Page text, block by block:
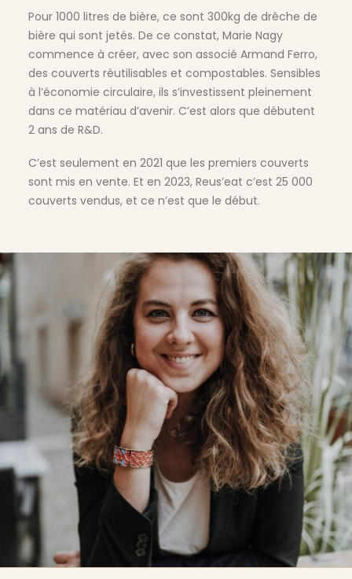
Pour 1000 litres de bière, ce sont 300kg de drêche de
bière qui sont jetés. De ce constat, Marie Nagy
commence à créer, avec son associé Armand Ferro,
des couverts réutilisables et compostables. Sensibles
à l’économie circulaire, ils s’investissent pleinement
dans ce matériau d’avenir. C’est alors que débutent
2 ans de R&D.
C’est seulement en 2021 que les premiers couverts
sont mis en vente. Et en 2023, Reus’eat c’est 25 000
couverts vendus, et ce n’est que le début.